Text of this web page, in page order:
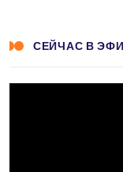
СЕЙЧАС В